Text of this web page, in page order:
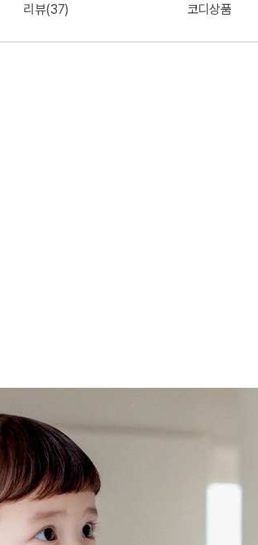
리뷰(37) 코디상품